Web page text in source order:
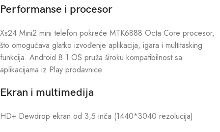
Performanse i procesor
Xs24 Mini2 mini telefon pokreće MTK6888 Octa Core procesor,
što omogućava glatko izvođenje aplikacija, igara i multitasking
funkcija. Android 8.1 OS pruža široku kompatibilnost sa
aplikacijama iz Play prodavnice.
Ekran i multimedija
HD+ Dewdrop ekran od 3,5 inča (1440*3040 rezolucija)